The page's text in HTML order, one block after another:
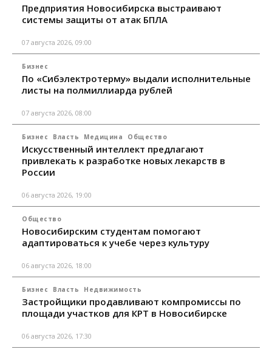
Предприятия Новосибирска выстраивают
системы защиты от атак БПЛА
07 августа 2026, 09:00
Бизнес
По «Сибэлектротерму» выдали исполнительные
листы на полмиллиарда рублей
07 августа 2026, 08:00
Бизнес Власть Медицина Общество
Искусственный интеллект предлагают
привлекать к разработке новых лекарств в
России
06 августа 2026, 19:00
Общество
Новосибирским студентам помогают
адаптироваться к учебе через культуру
06 августа 2026, 18:00
Бизнес Власть Недвижимость
Застройщики продавливают компромиссы по
площади участков для КРТ в Новосибирске
06 августа 2026, 17:30